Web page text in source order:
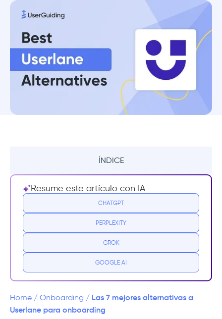
ÍNDICE
Lo que Userlane hace bien
Inconvenientes de Userlane
Faltan funciones críticas
Las 7 mejores alternativas a Userlane
1. UserGuiding - la plataforma de adopción
de productos todo en uno
Resume este artículo con IA
CHATGPT
PERPLEXITY
GROK
GOOGLE AI
Home / Onboarding / Las 7 mejores alternativas a
Userlane para onboarding